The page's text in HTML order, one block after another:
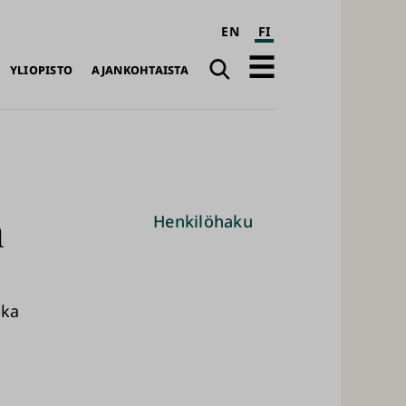
EN FI
YLIOPISTO AJANKOHTAISTA
Haku
Avaa
Henkilöhaku